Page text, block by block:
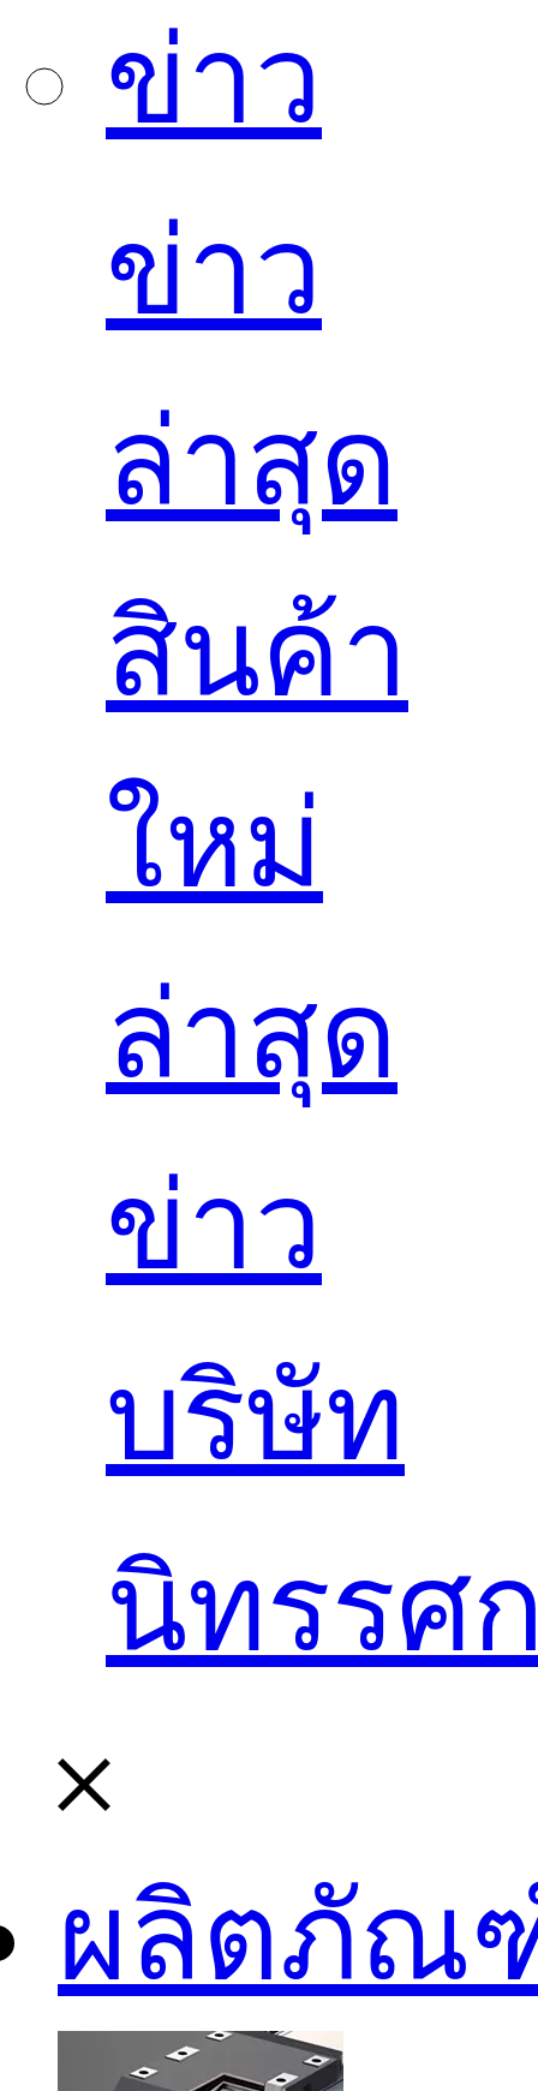
ข่าว
ข่าว
ล่าสุด
สินค้า
ใหม่
ล่าสุด
ข่าว
บริษัท
นิทรรศ
ผลิตภัณ